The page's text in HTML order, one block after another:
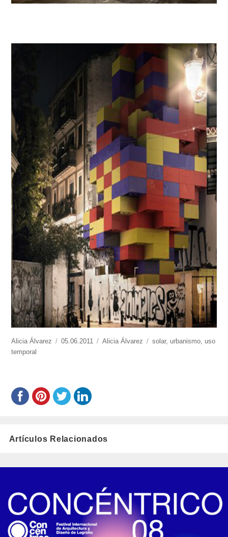
https://www.experimenta.es/author/Alicia%20Álvarez/
Alicia Álvarez
Publicado
05.06.2011 Categorías
Alicia Álvarez Etiquetas
solar,urbanismo,uso
temporal
Artículos Relacionados